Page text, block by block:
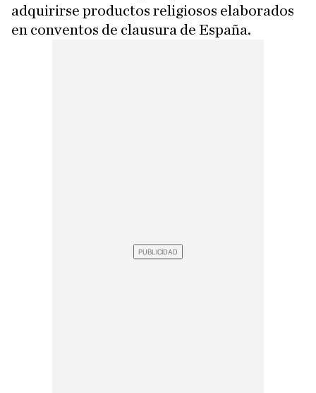
adquirirse productos religiosos elaborados
en conventos de clausura de España.